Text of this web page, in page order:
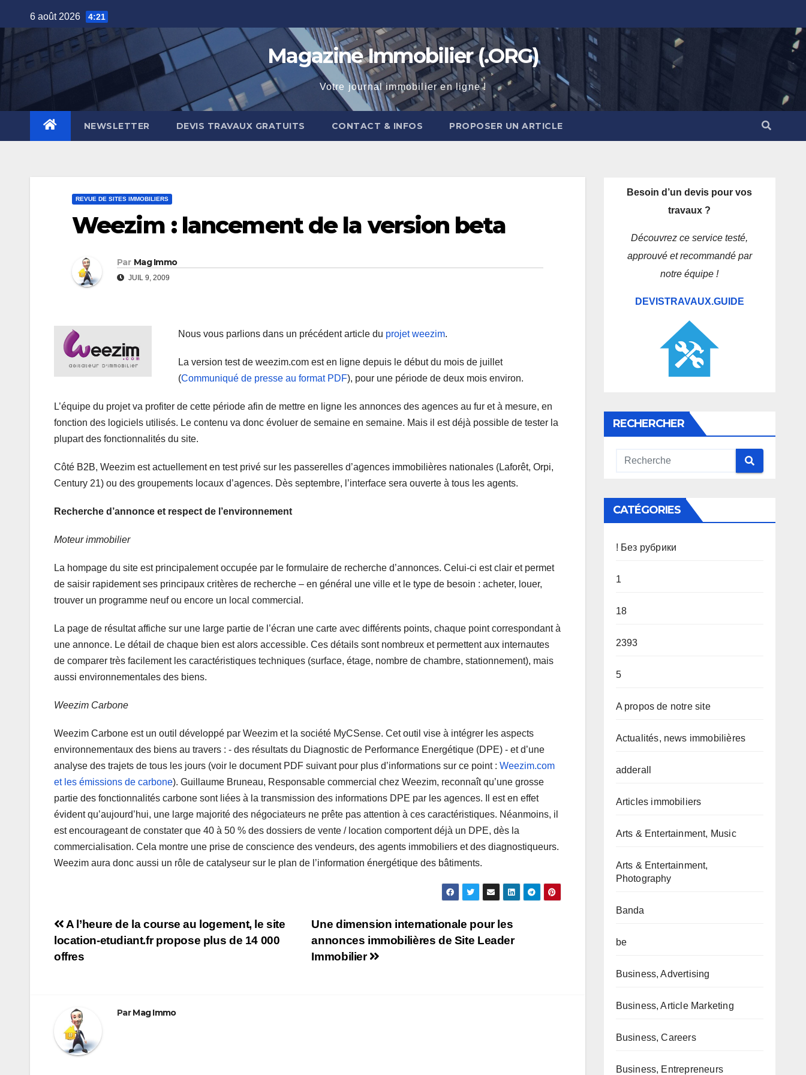
to
6 août 2026 4:21
Magazine Immobilier (.ORG)
Votre journal immobilier en ligne !
NEWSLETTER DEVIS TRAVAUX GRATUITS CONTACT & INFOS PROPOSER UN ARTICLE
REVUE DE SITES IMMOBILIERS
Weezim : lancement de la version beta
Par Mag Immo
JUIL 9, 2009
Nous vous parlions dans un précédent article du projet weezim.
La version test de weezim.com est en ligne depuis le début du mois de juillet
(Communiqué de presse au format PDF), pour une période de deux mois environ.
L’équipe du projet va profiter de cette période afin de mettre en ligne les annonces des agences au fur et à mesure, en
fonction des logiciels utilisés. Le contenu va donc évoluer de semaine en semaine. Mais il est déjà possible de tester la
plupart des fonctionnalités du site.
Côté B2B, Weezim est actuellement en test privé sur les passerelles d’agences immobilières nationales (Laforêt, Orpi,
Century 21) ou des groupements locaux d’agences. Dès septembre, l’interface sera ouverte à tous les agents.
Recherche d’annonce et respect de l’environnement
Moteur immobilier
La hompage du site est principalement occupée par le formulaire de recherche d’annonces. Celui-ci est clair et permet
de saisir rapidement ses principaux critères de recherche – en général une ville et le type de besoin : acheter, louer,
trouver un programme neuf ou encore un local commercial.
La page de résultat affiche sur une large partie de l’écran une carte avec différents points, chaque point correspondant à
une annonce. Le détail de chaque bien est alors accessible. Ces détails sont nombreux et permettent aux internautes
de comparer très facilement les caractéristiques techniques (surface, étage, nombre de chambre, stationnement), mais
aussi environnementales des biens.
Weezim Carbone
Weezim Carbone est un outil développé par Weezim et la société MyCSense. Cet outil vise à intégrer les aspects
environnementaux des biens au travers : ‐ des résultats du Diagnostic de Performance Energétique (DPE) ‐ et d’une
analyse des trajets de tous les jours (voir le document PDF suivant pour plus d’informations sur ce point : Weezim.com
et les émissions de carbone). Guillaume Bruneau, Responsable commercial chez Weezim, reconnaît qu’une grosse
partie des fonctionnalités carbone sont liées à la transmission des informations DPE par les agences. Il est en effet
évident qu’aujourd’hui, une large majorité des négociateurs ne prête pas attention à ces caractéristiques. Néanmoins, il
est encourageant de constater que 40 à 50 % des dossiers de vente / location comportent déjà un DPE, dès la
commercialisation. Cela montre une prise de conscience des vendeurs, des agents immobiliers et des diagnostiqueurs.
Weezim aura donc aussi un rôle de catalyseur sur le plan de l’information énergétique des bâtiments.
Navigation
de
Une dimension internationale pour les
annonces immobilières de Site Leader
Immobilier
A l’heure de la course au logement, le site
location-etudiant.fr propose plus de 14 000
offres
ParMag Immo
Besoin d’un devis pour vos
travaux ?
Découvrez ce service testé,
approuvé et recommandé par
notre équipe !
DEVISTRAVAUX.GUIDE
RECHERCHER
CATÉGORIES
! Без рубрики
1
18
2393
5
A propos de notre site
Actualités, news immobilières
adderall
Articles immobiliers
Arts & Entertainment, Music
Arts & Entertainment,
Photography
Banda
be
Business, Advertising
Business, Article Marketing
Business, Careers
Business, Entrepreneurs